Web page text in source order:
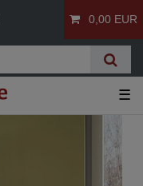
0,00 EUR
☰